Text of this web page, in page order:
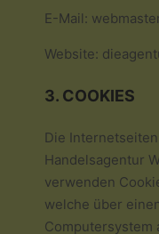
E-Mail:
Website:
3. COOKIES
Die
Handelsagentur
verwenden
welche über
Computersystem